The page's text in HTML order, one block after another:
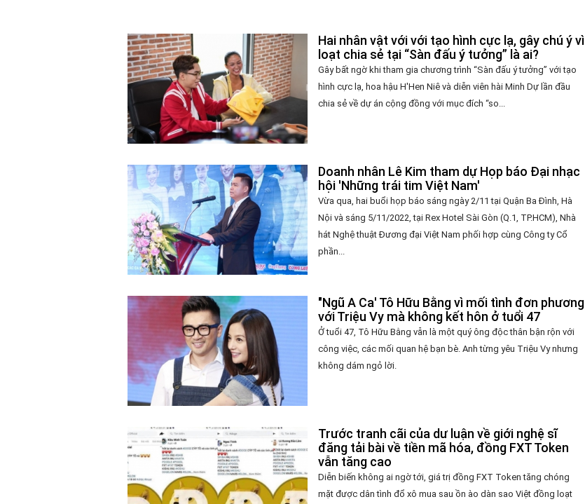
Hai nhân vật với với tạo hình cực lạ, gây chú ý vì
loạt chia sẻ tại “Sàn đấu ý tưởng” là ai?
Gây bất ngờ khi tham gia chương trình “Sàn đấu ý tưởng” với tạo
hình cực lạ, hoa hậu H'Hen Niê và diễn viên hài Minh Dự lần đầu
chia sẻ về dự án cộng đồng với mục đích “so...
Doanh nhân Lê Kim tham dự Họp báo Đại nhạc
hội 'Những trái tim Việt Nam'
Vừa qua, hai buổi họp báo sáng ngày 2/11 tại Quận Ba Đình, Hà
Nội và sáng 5/11/2022, tại Rex Hotel Sài Gòn (Q.1, TP.HCM), Nhà
hát Nghệ thuật Đương đại Việt Nam phối hợp cùng Công ty Cổ
phần...
"Ngũ A Ca' Tô Hữu Bằng vì mối tình đơn phương
với Triệu Vy mà không kết hôn ở tuổi 47
Ở tuổi 47, Tô Hữu Bằng vẫn là một quý ông độc thân bận rộn với
công việc, các mối quan hệ bạn bè. Anh từng yêu Triệu Vy nhưng
không dám ngỏ lời.
Trước tranh cãi của dư luận về giới nghệ sĩ
đăng tải bài về tiền mã hóa, đồng FXT Token
vẫn tăng cao
Diễn biến không ai ngờ tới, giá trị đồng FXT Token tăng chóng
mặt được dân tình đổ xô mua sau ồn ào dàn sao Việt đồng loạt